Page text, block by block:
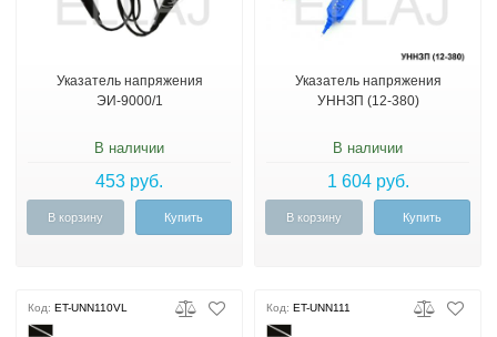
Указатель напряжения
ЭИ-9000/1
В наличии
453 руб.
В корзину Купить
Указатель напряжения
УННЗП (12-380)
В наличии
1 604 руб.
В корзину Купить
Код: ET-UNN110VL Код: ET-UNN111